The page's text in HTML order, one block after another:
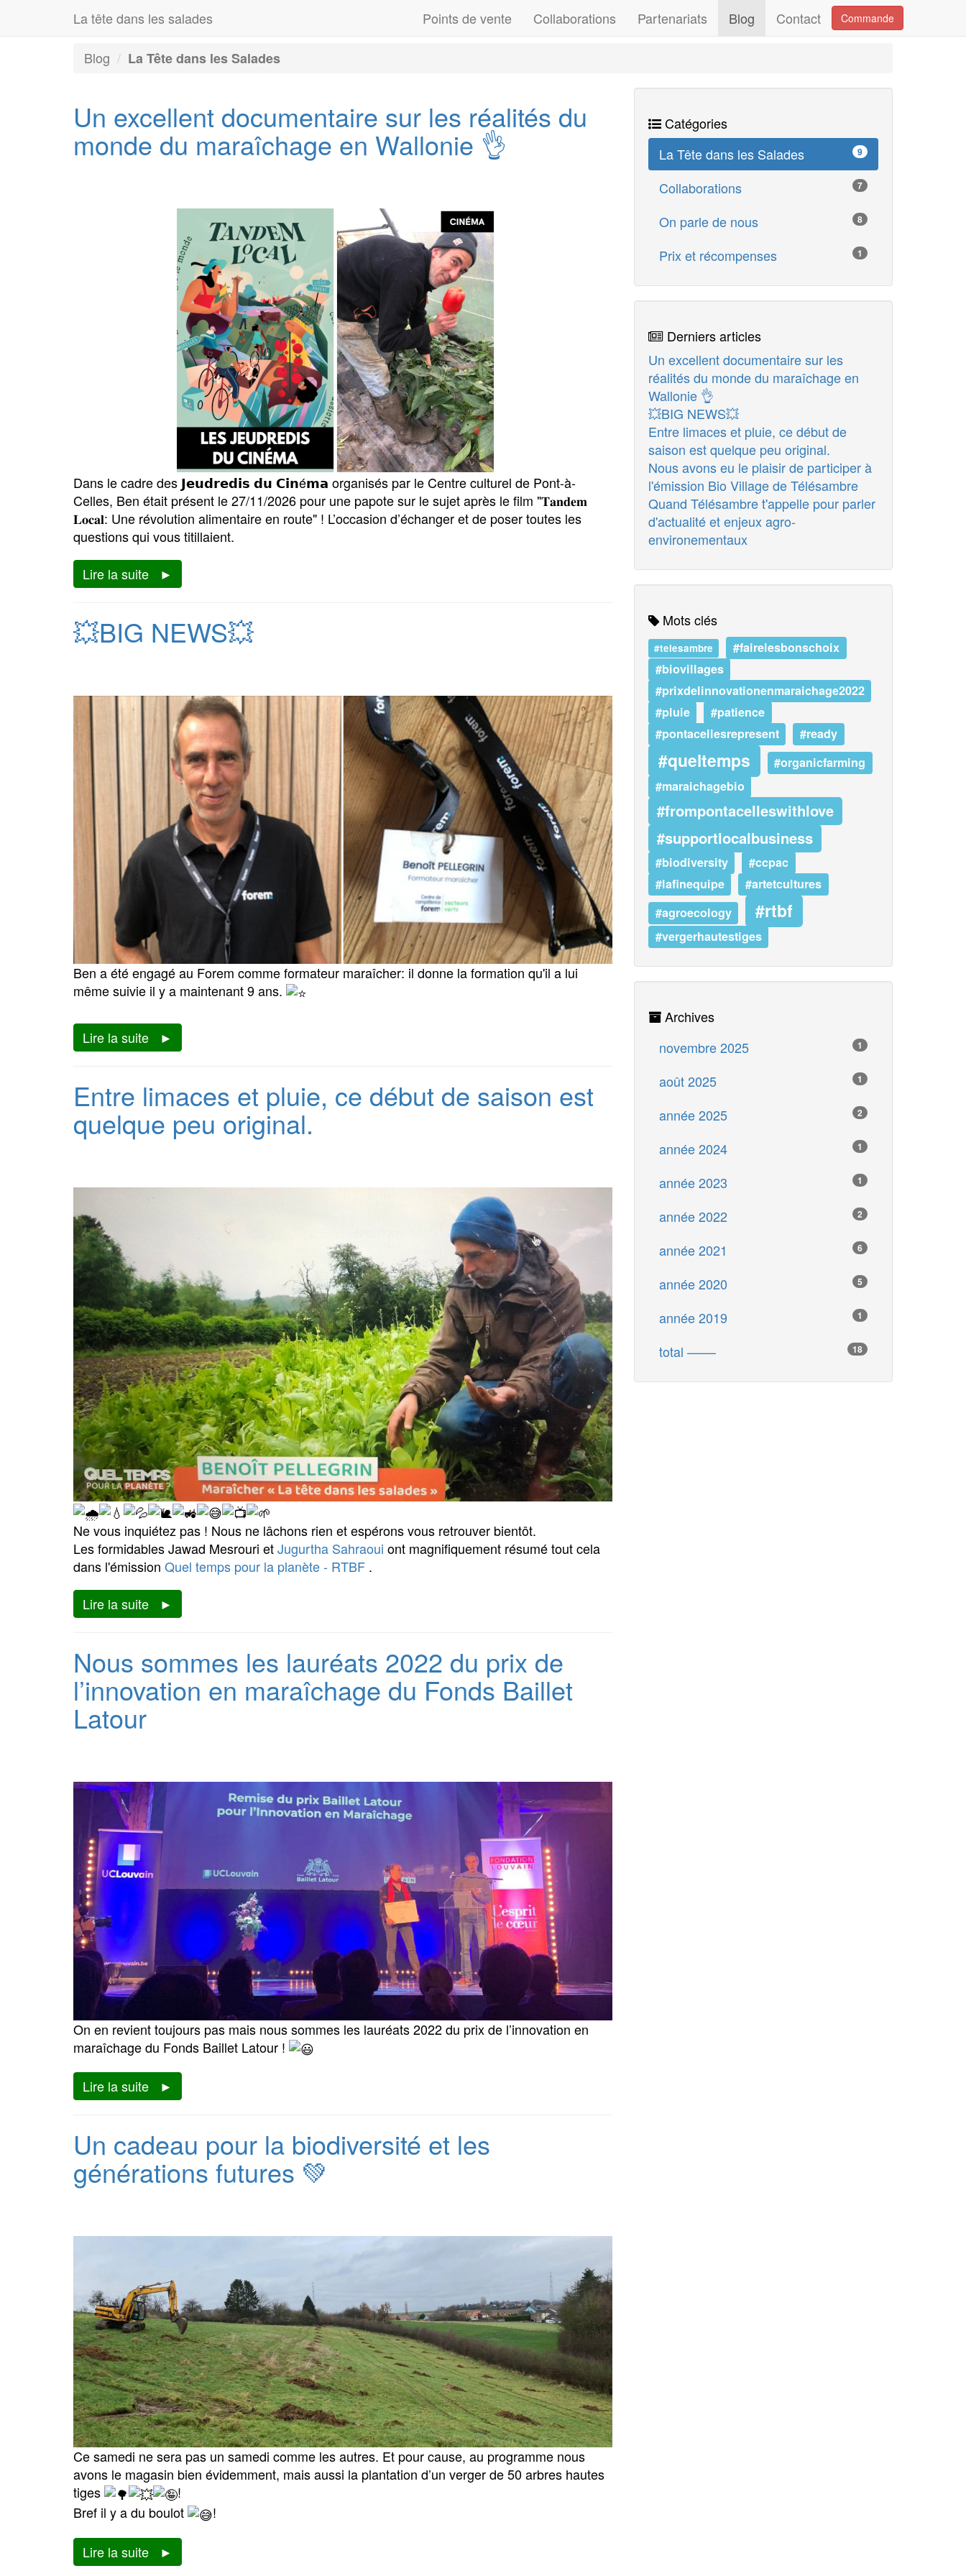
La tête dans les salades Points de vente Collaborations Partenariats Blog Contact Commande
Blog La Tête dans les Salades
Un excellent documentaire sur les réalités du
monde du maraîchage en Wallonie 👌
Dans le cadre des 𝗝𝗲𝘂𝗱𝗿𝗲𝗱𝗶𝘀 𝗱𝘂 𝗖𝗶𝗻é𝗺𝗮 organisés par le Centre culturel de Pont-à-
Celles, Ben était présent le 27/11/2026 pour une papote sur le sujet après le film "𝐓𝐚𝐧𝐝𝐞𝐦
𝐋𝐨𝐜𝐚𝐥: Une révolution alimentaire en route" ! L’occasion d’échanger et de poser toutes les
questions qui vous titillaient.
Lire la suite
💥BIG NEWS💥
Ben a été engagé au Forem comme formateur maraîcher: il donne la formation qu'il a lui
même suivie il y a maintenant 9 ans.
Lire la suite
Entre limaces et pluie, ce début de saison est
quelque peu original.
Ne vous inquiétez pas ! Nous ne lâchons rien et espérons vous retrouver bientôt.
Les formidables Jawad Mesrouri etJugurtha Sahraoui ont magnifiquement résumé tout cela
dans l'émission Quel temps pour la planète - RTBF .
Lire la suite
Nous sommes les lauréats 2022 du prix de
l’innovation en maraîchage du Fonds Baillet
Latour
On en revient toujours pas mais nous sommes les lauréats 2022 du prix de l’innovation en
maraîchage du Fonds Baillet Latour !
Lire la suite
Un cadeau pour la biodiversité et les
générations futures 💚
Ce samedi ne sera pas un samedi comme les autres. Et pour cause, au programme nous
avons le magasin bien évidemment, mais aussi la plantation d’un verger de 50 arbres hautes
tiges
!
Bref il y a du boulot
!
Lire la suite
Catégories
9
La Tête dans les Salades
7
Collaborations
8
On parle de nous
1
Prix et récompenses
Derniers articles
Un excellent documentaire sur les
réalités du monde du maraîchage en
Wallonie 👌
💥BIG NEWS💥
Entre limaces et pluie, ce début de
saison est quelque peu original.
Nous avons eu le plaisir de participer à
l'émission Bio Village de Télésambre
Quand Télésambre t'appelle pour parler
d'actualité et enjeux agro-
environementaux
Mots clés
#telesambre
#fairelesbonschoix
#biovillages
#prixdelinnovationenmaraichage2022
#pluie
#patience
#pontacellesrepresent
#ready
#queltemps
#organicfarming
#maraichagebio
#frompontacelleswithlove
#supportlocalbusiness
#biodiversity
#ccpac
#lafinequipe
#artetcultures
#agroecology
#rtbf
#vergerhautestiges
Archives
1
novembre 2025
1
août 2025
2
année 2025
1
année 2024
1
année 2023
2
année 2022
6
année 2021
5
année 2020
1
année 2019
18
total ––––